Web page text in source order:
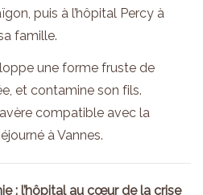
puis à l’hôpital Percy à
famille.
une forme fruste de
et contamine son fils.
compatible avec la
à Vannes.
: l’hôpital au cœur de la crise